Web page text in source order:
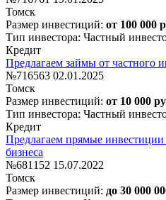
Томск
Размер инвестиций: от 100 000
Тип инвестора: Частный
Кредит
Предлагаем займы от частного
№716563 02.01.2025
Томск
Размер инвестиций: от 10 000
Тип инвестора: Частный
Кредит
Предлагаем прямые
бизнеса
№681152 15.07.2022
Томск
Размер инвестиций: до 30 000